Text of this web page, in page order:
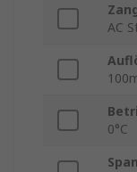
AC
0°C